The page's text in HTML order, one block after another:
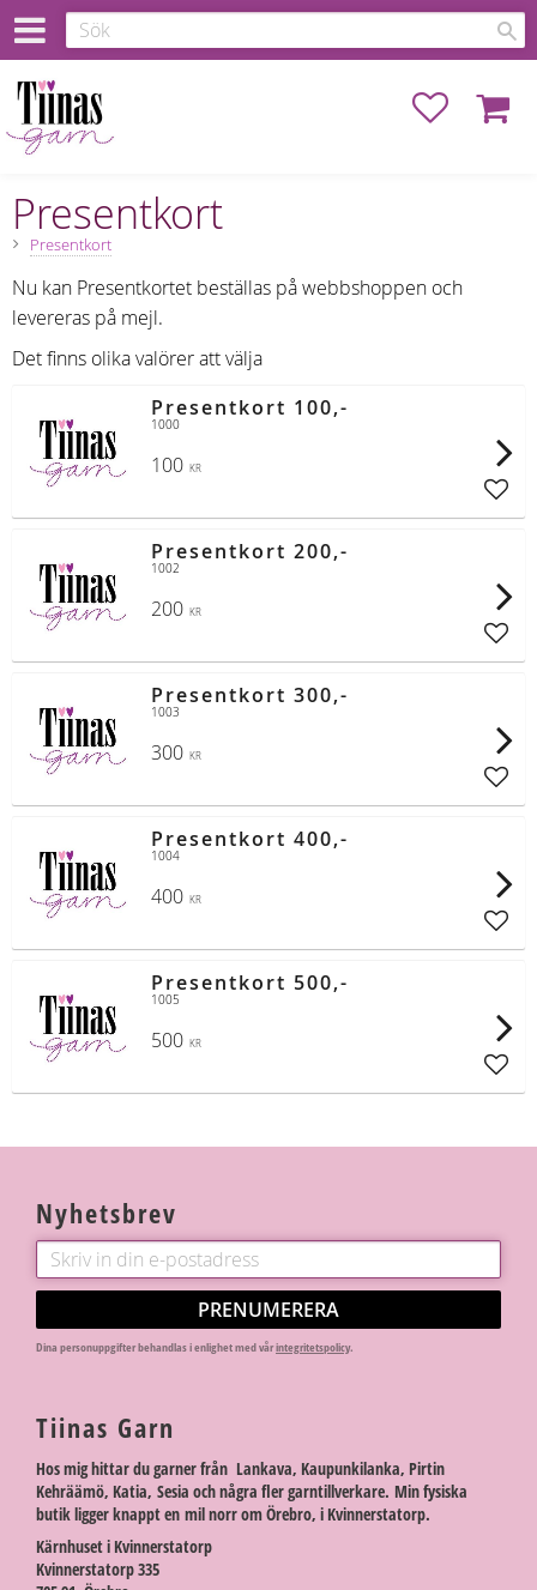
Favoriter
Presentkort
Presentkort
Nu kan Presentkortet beställas på webbshoppen och
levereras på mejl.
Det finns olika valörer att välja
Presentkort 100,-
1000
100 KR
Presentkort 200,-
1002
200 KR
Presentkort 300,-
1003
300 KR
Presentkort 400,-
1004
400 KR
Presentkort 500,-
1005
500 KR
Nyhetsbrev
PRENUMERERA
Dina personuppgifter behandlas i enlighet med vårintegritetspolicy.
Tiinas Garn
Hos mig hittar du garner från Lankava, Kaupunkilanka, Pirtin
Kehräämö, Katia, Sesia och några fler garntillverkare. Min fysiska
butik ligger knappt en mil norr om Örebro, i Kvinnerstatorp.
Kärnhuset i Kvinnerstatorp
Kvinnerstatorp 335